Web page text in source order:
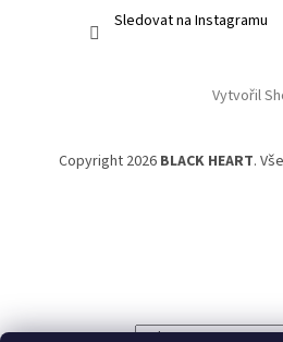
Sledovat na Instagramu
Vytvořil
Copyright 2026 BLACK HEART.